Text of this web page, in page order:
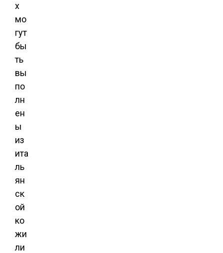
х
мо
гут
бы
ть
вы
по
лн
ен
ы
из
ита
ль
ян
ск
ой
ко
жи
ли